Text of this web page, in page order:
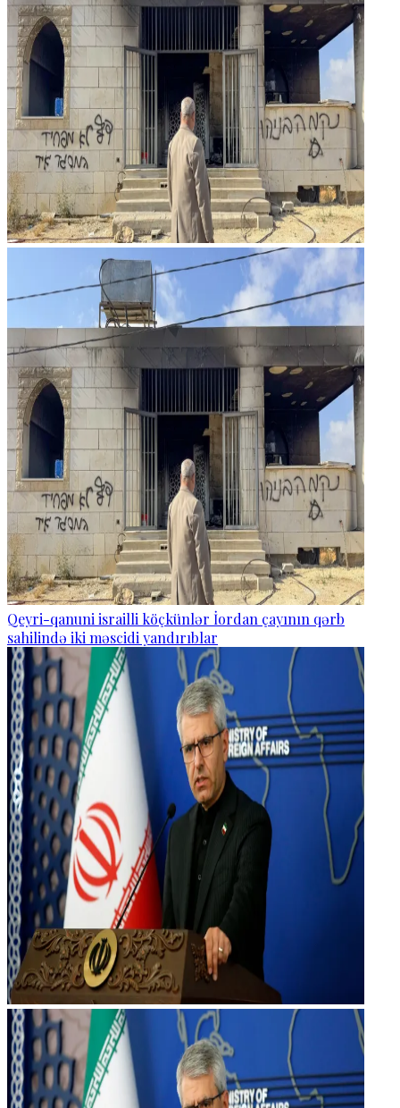
Qeyri-qanuni israilli köçkünlər İordan çayının qərb
sahilində iki məscidi yandırıblar